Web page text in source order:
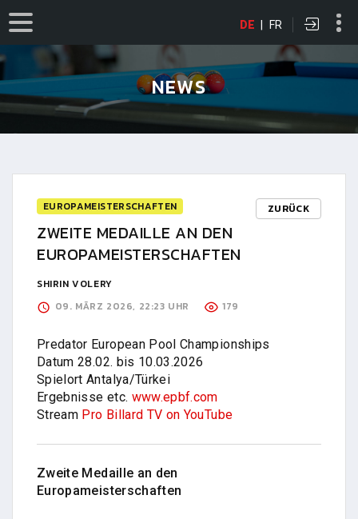
DE | FR
NEWS
EUROPAMEISTERSCHAFTEN ZURÜCK
ZWEITE MEDAILLE AN DEN
EUROPAMEISTERSCHAFTEN
SHIRIN VOLERY
09. MÄRZ 2026, 22:23 UHR
179
Predator European Pool Championships
Datum 28.02. bis 10.03.2026
Spielort Antalya/Türkei
Ergebnisse etc. www.epbf.com
Stream Pro Billard TV on YouTube
Zweite Medaille an den
Europameisterschaften